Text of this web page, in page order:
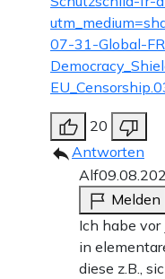
07-31-Global-
20
Antworten
Alf
Melden
Ich habe vor
in
diese z.B.,